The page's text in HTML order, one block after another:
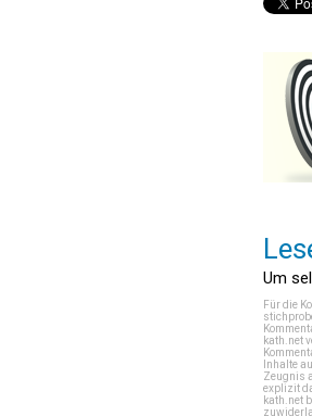
Um
Für die
kath.net
Inhalte
Zeugnis
explizit
kath.net